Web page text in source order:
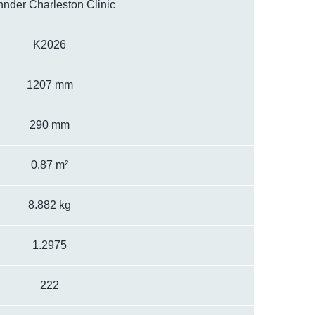
Charleston Clinic
K2026
1207 mm
290 mm
0.87 m²
8.882 kg
1.2975
222